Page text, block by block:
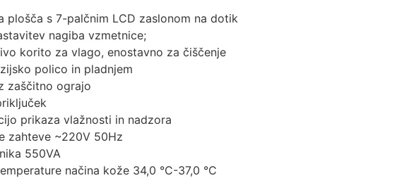
plošča s 7-palčnim LCD zaslonom na dotik
nagiba vzmetnice;
korito za vlago, enostavno za čiščenje
polico in pladnjem
zaščitno ograjo
prikaza vlažnosti in nadzora
zahteve ~220V 50Hz
550VA
načina kože 34,0 °C-37,0 °C